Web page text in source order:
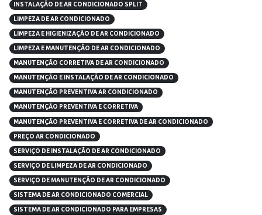
INSTALAÇÃO DE AR CONDICIONADO SPLIT
LIMPEZA DE AR CONDICIONADO
LIMPEZA E HIGIENIZAÇÃO DE AR CONDICIONADO
LIMPEZA E MANUTENÇÃO DE AR CONDICIONADO
MANUTENÇÃO CORRETIVA DE AR CONDICIONADO
MANUTENÇÃO E INSTALAÇÃO DE AR CONDICIONADO
MANUTENÇÃO PREVENTIVA AR CONDICIONADO
MANUTENÇÃO PREVENTIVA E CORRETIVA
MANUTENÇÃO PREVENTIVA E CORRETIVA DE AR CONDICIONADO
PREÇO AR CONDICIONADO
SERVIÇO DE INSTALAÇÃO DE AR CONDICIONADO
SERVIÇO DE LIMPEZA DE AR CONDICIONADO
SERVIÇO DE MANUTENÇÃO DE AR CONDICIONADO
SISTEMA DE AR CONDICIONADO COMERCIAL
SISTEMA DE AR CONDICIONADO PARA EMPRESAS